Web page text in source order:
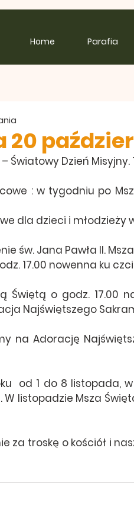
Home Parafia
20
– Światowy Dzień
: w tygodniu po
dla dzieci i młodzieży
św. Jana Pawła II.
17.00 nowenna ku czci
Świętą o godz. 17.00
Najświętszego
na Adorację
od 1 do 8 listopada,
W listopadzie Msza
za troskę o kościół i